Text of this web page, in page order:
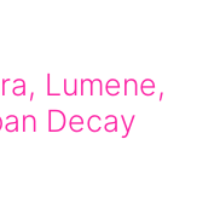
Lumene,
Decay